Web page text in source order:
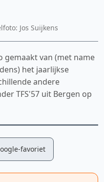
Jos Suijkens
gemaakt van (met name
het jaarlijkse
andere
TFS'57 uit Bergen op
favoriet